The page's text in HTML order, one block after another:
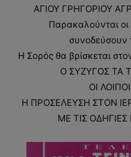
ΑΓΙΟΥ ΓΡΗΓΟΡΙΟΥ
Παρακαλούνται οι
συνοδεύσουν
Η Σορός θα βρίσκεται
Ο ΣΥΖΥΓΟΣ ΤΑ
ΟΙ
Η ΠΡΟΣΕΛΕΥΣΗ ΣΤΟΝ
ΜΕ ΤΙΣ ΟΔΗΓΙΕΣ